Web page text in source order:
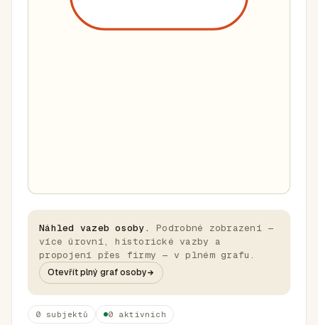
Náhled vazeb osoby.
Podrobné zobrazení —
více úrovní, historické vazby a
propojení přes firmy — v plném grafu.
Otevřít plný graf osoby
0 subjektů 0 aktivních